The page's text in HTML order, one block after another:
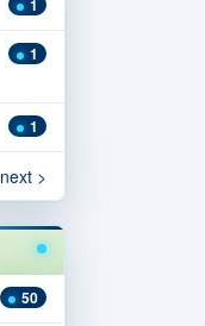
1
1
1
next >
50